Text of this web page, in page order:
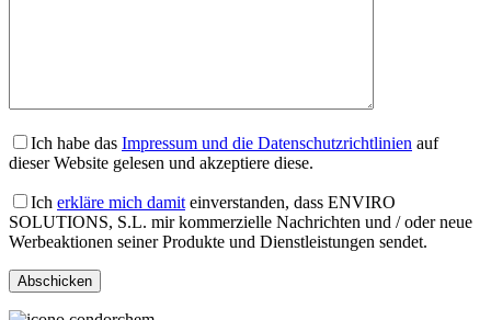
Ich habe das Impressum und die Datenschutzrichtlinien auf
dieser Website gelesen und akzeptiere diese.
Ich erkläre mich damit einverstanden, dass ENVIRO
SOLUTIONS, S.L. mir kommerzielle Nachrichten und / oder neue
Werbeaktionen seiner Produkte und Dienstleistungen sendet.